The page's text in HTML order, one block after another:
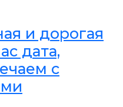
и дорогая
дата,
с